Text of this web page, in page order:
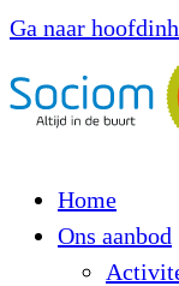
Ga naar
Home
Ons aanbod